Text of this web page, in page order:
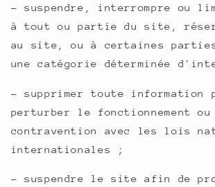
- suspendre, interrompre ou
à tout ou partie du site,
au site, ou à certaines
une catégorie déterminée
- supprimer toute information
perturber le fonctionnement
contravention avec les lois
internationales ;
- suspendre le site afin de